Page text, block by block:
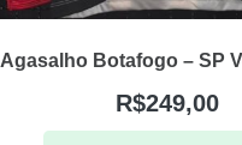
Agasalho Botafogo – SP
R$249,00